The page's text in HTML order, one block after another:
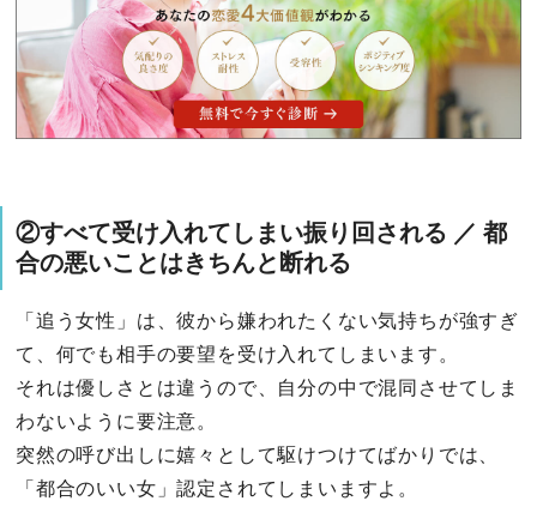
②すべて受け入れてしまい振り回される ／ 都
合の悪いことはきちんと断れる
「追う女性」は、彼から嫌われたくない気持ちが強すぎ
て、何でも相手の要望を受け入れてしまいます。
それは優しさとは違うので、自分の中で混同させてしま
わないように要注意。
突然の呼び出しに嬉々として駆けつけてばかりでは、
「都合のいい女」認定されてしまいますよ。